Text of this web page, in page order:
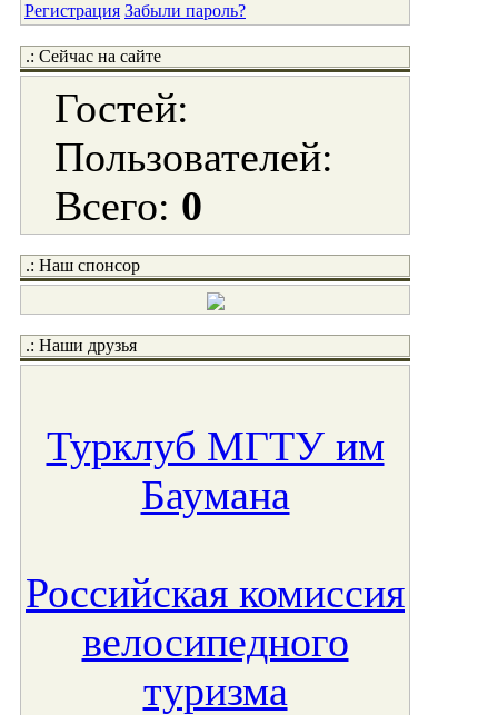
Регистрация Забыли пароль?
.: Сейчас на сайте
Гостей:
Пользователей:
Всего: 0
.: Наш спонсор
.: Наши друзья
Турклуб МГТУ им
Баумана
Российская комиссия
велосипедного
туризма